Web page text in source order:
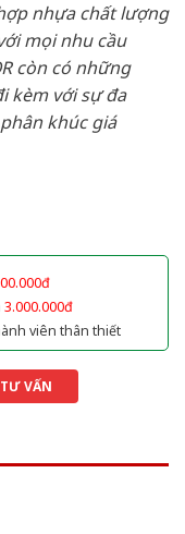
nhựa chất lượng
mọi nhu cầu
còn có những
kèm với sự đa
khúc giá
3.000.000đ
viên thân thiết
VẤN